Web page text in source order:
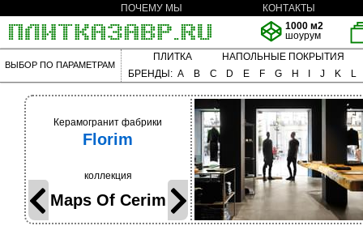
ПОЧЕМУ МЫ
КОНТАКТЫ
1000 м2
шоурум
ВЫБОР ПО ПАРАМЕТРАМ
ПЛИТКА
НАПОЛЬНЫЕ ПОКРЫТИЯ
БРЕНДЫ: A B C D E F G H J K L
Керамогранит фабрики
Florim
коллекция
Maps Of Cerim